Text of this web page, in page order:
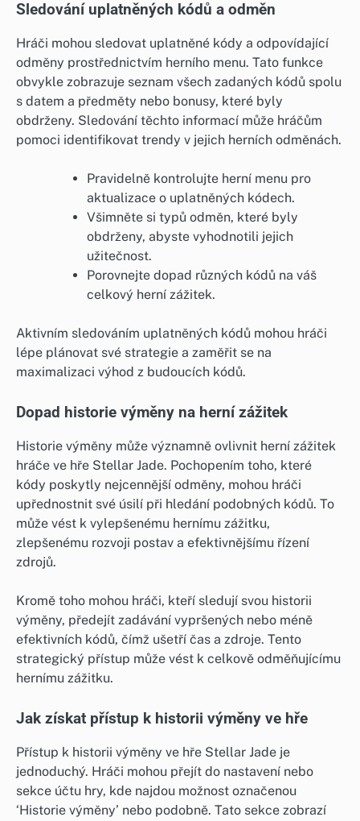
Sledování uplatněných kódů a odměn
Hráči mohou sledovat uplatněné kódy a odpovídající
odměny prostřednictvím herního menu. Tato funkce
obvykle zobrazuje seznam všech zadaných kódů spolu
s datem a předměty nebo bonusy, které byly
obdrženy. Sledování těchto informací může hráčům
pomoci identifikovat trendy v jejich herních odměnách.
Pravidelně kontrolujte herní menu pro
aktualizace o uplatněných kódech.
Všimněte si typů odměn, které byly
obdrženy, abyste vyhodnotili jejich
užitečnost.
Porovnejte dopad různých kódů na váš
celkový herní zážitek.
Aktivním sledováním uplatněných kódů mohou hráči
lépe plánovat své strategie a zaměřit se na
maximalizaci výhod z budoucích kódů.
Dopad historie výměny na herní zážitek
Historie výměny může významně ovlivnit herní zážitek
hráče ve hře Stellar Jade. Pochopením toho, které
kódy poskytly nejcennější odměny, mohou hráči
upřednostnit své úsilí při hledání podobných kódů. To
může vést k vylepšenému hernímu zážitku,
zlepšenému rozvoji postav a efektivnějšímu řízení
zdrojů.
Kromě toho mohou hráči, kteří sledují svou historii
výměny, předejít zadávání vypršených nebo méně
efektivních kódů, čímž ušetří čas a zdroje. Tento
strategický přístup může vést k celkově odměňujícímu
hernímu zážitku.
Jak získat přístup k historii výměny ve hře
Přístup k historii výměny ve hře Stellar Jade je
jednoduchý. Hráči mohou přejít do nastavení nebo
sekce účtu hry, kde najdou možnost označenou
‘Historie výměny’ nebo podobně. Tato sekce zobrazí